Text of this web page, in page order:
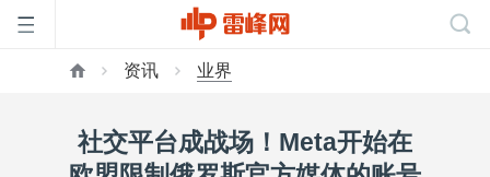
页
资讯 业界
社交平台成战场！Meta开始在